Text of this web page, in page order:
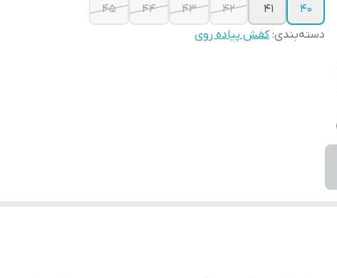
40
41
42
43
44
45
دسته‌بندی:کفش پیاده روی